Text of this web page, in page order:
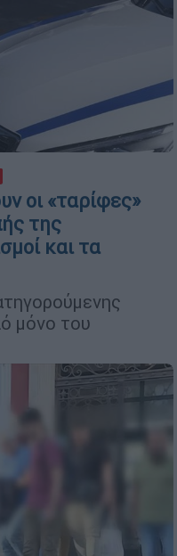
οι «ταρίφες»
της
και τα
μόνο του